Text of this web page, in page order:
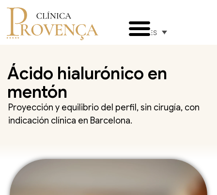
ES
Ácido hialurónico en
mentón
Proyección y equilibrio del perfil, sin cirugía, con
indicación clínica en Barcelona.